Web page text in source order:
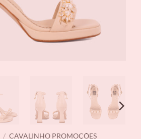
/ CAVALINHO PROMOÇÕES